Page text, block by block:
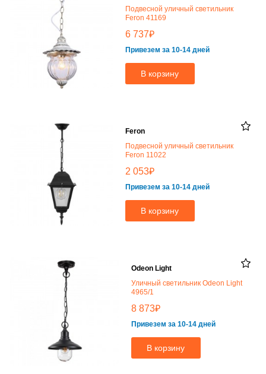
Подвесной уличный светильник
Feron 41169
6 737₽
Привезем за 10-14 дней
В корзину
Feron
Подвесной уличный светильник
Feron 11022
2 053₽
Привезем за 10-14 дней
В корзину
Odeon Light
Уличный светильник Odeon Light
4965/1
8 873₽
Привезем за 10-14 дней
В корзину